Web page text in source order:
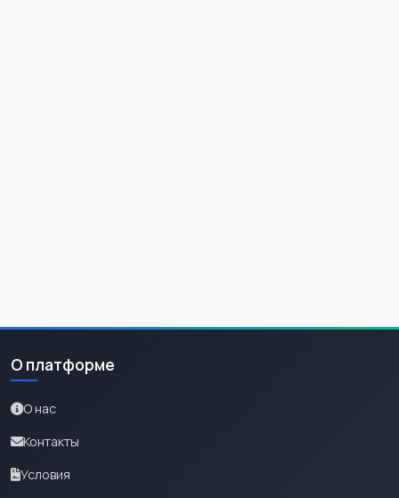
О платформе
О нас
Контакты
Условия